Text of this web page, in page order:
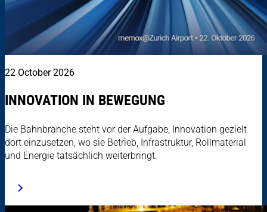
22 October 2026
INNOVATION IN BEWEGUNG
Die Bahnbranche steht vor der Aufgabe, Innovation gezielt
dort einzusetzen, wo sie Betrieb, Infrastruktur, Rollmaterial
und Energie tatsächlich weiterbringt.